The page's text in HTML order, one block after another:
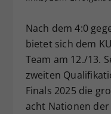
Nach dem 4:0
bietet sich dem
Team am 12./13.
zweiten
Finals 2025 die
acht Nationen
Zweck
hat.